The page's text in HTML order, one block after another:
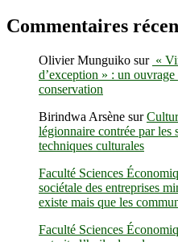
Commentaires
Olivier Munguiko sur «
d’exception » : un
conservation
Birindwa Arsène sur
légionnaire contrée par les
techniques culturales
Faculté Sciences
sociétale des entreprises
existe mais que les
Faculté Sciences